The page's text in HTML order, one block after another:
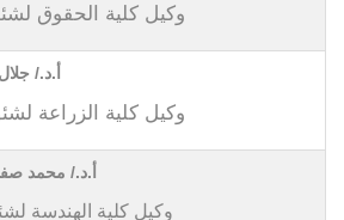
وكيل كلية الحقوق
أ.د./
وكيل كلية الزراعة
أ.د./ محمد
وكيل كلية الهندسة